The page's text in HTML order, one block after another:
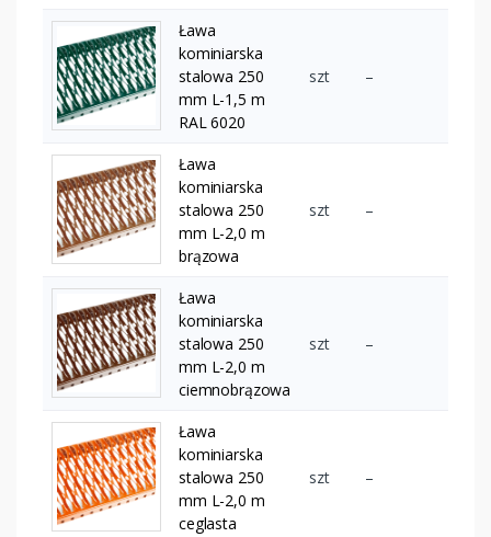
Ława
kominiarska
stalowa 250
mm L-1,5 m
RAL 6020
szt –
Ława
kominiarska
stalowa 250
mm L-2,0 m
brązowa
szt –
Ława
kominiarska
stalowa 250
mm L-2,0 m
ciemnobrązowa
szt –
Ława
kominiarska
stalowa 250
mm L-2,0 m
ceglasta
szt –